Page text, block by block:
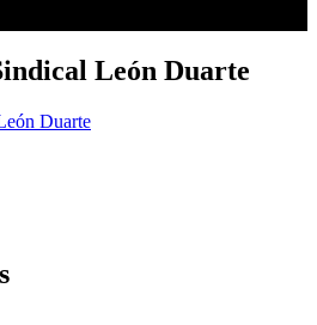
León Duarte